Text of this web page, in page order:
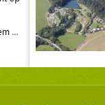
...